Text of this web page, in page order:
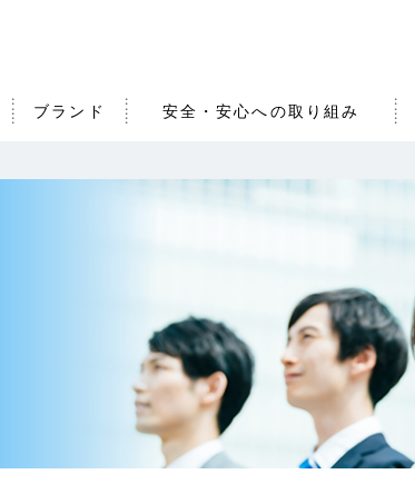
ブランド 安全・安心への取り組み